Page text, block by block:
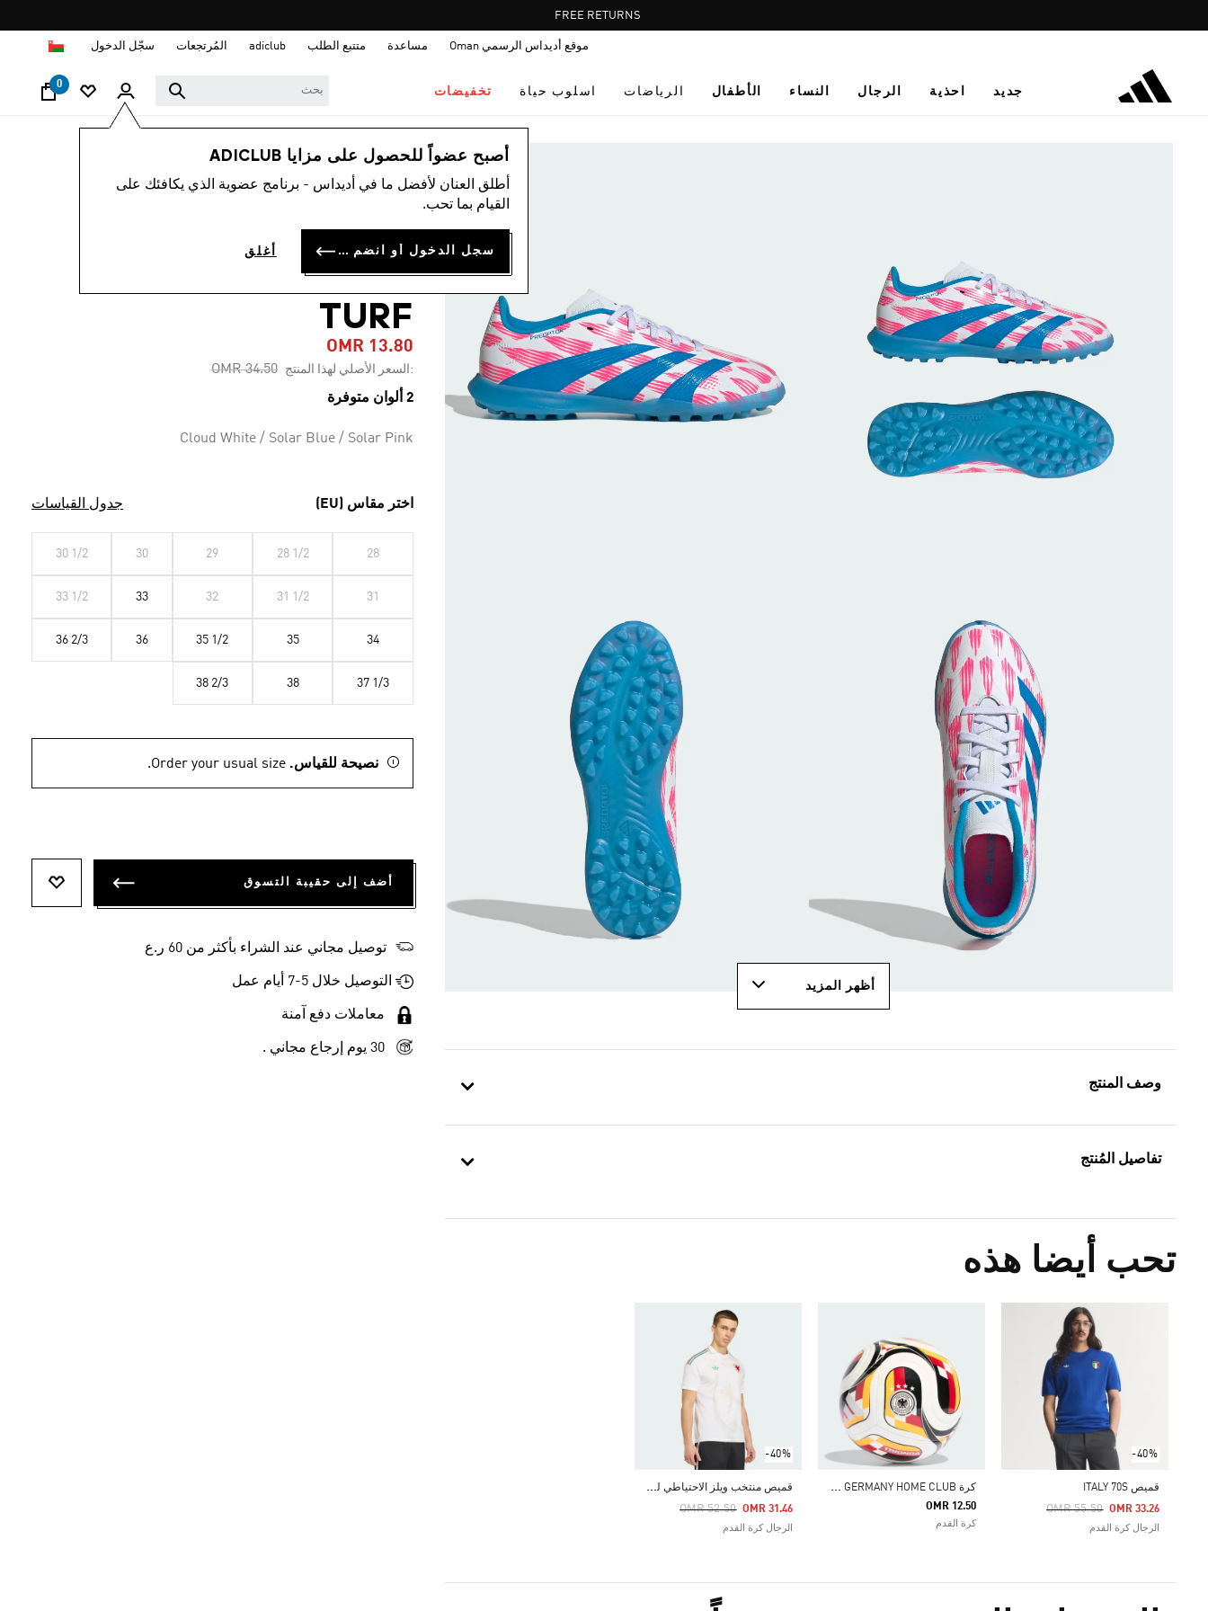
Pause
promotion
FREE RETURNS
موقع أديداس الرسمي Oman مساعدة متتبع الطلب adiclub المُرتجعات سجّل الدخول
جديد احذية الرجال النساء الأطفال الرياضات اسلوب حياة تخفيضات
0
أصبح عضواً للحصول على مزايا ADICLUB
أطلق العنان لأفضل ما في أديداس - برنامج عضوية الذي يكافئك على
القيام بما تحب.
سجل الدخول أو انضم الآن أغلق
أظهر المزيد
وصف المنتج
تفاصيل المُنتج
تحب أيضا هذه
-40%
قميص ITALY 70S
Price Reduced From
OMR 55.50
To OMR 33.26
الرجال كرة القدم
ك
رة TRIONDA GERMANY HOME CLUB
OMR 12.50
كرة القدم
-40%
ق
ميص منتخب ويلز الاحتياطي لعام 2026
Price Reduced From
OMR 52.50
To OMR 31.46
الرجال كرة القدم
الأطفال أحذية
حذاء للأطفال
PREDATOR LEAGUE
TURF
OMR 13.80
:السعر الأصلي لهذا المنتج Price reduced from
OMR 34.50
to
2 ألوان متوفرة
Cloud White / Solar Blue / Solar Pink
اختر مقاس (EU) جدول القياسات
28
28 1/2
29
30
30 1/2
31
31 1/2
32
33
33 1/2
34
35
35 1/2
36
36 2/3
37 1/3
38
38 2/3
نصيحة للقياس.Order your usual size.
أضف إلى حقيبة التسوق
توصيل مجاني عند الشراء بأكثر من 60 ر.ع
التوصيل خلال 5-7 أيام عمل
معاملات دفع آمنة
30 يوم إرجاع مجاني .